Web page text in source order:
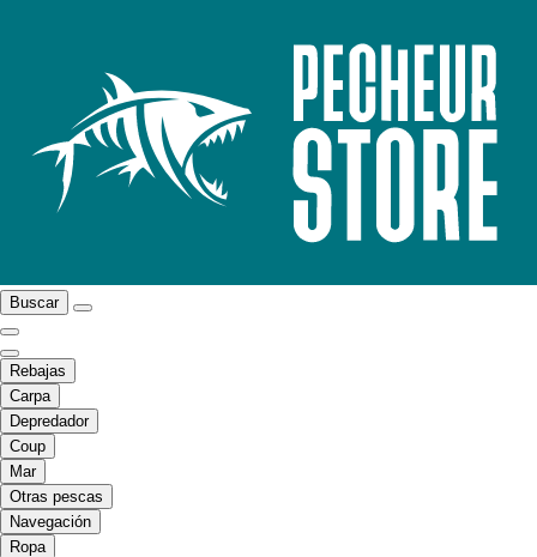
Buscar
Rebajas
Carpa
Depredador
Coup
Mar
Otras pescas
Navegación
Ropa